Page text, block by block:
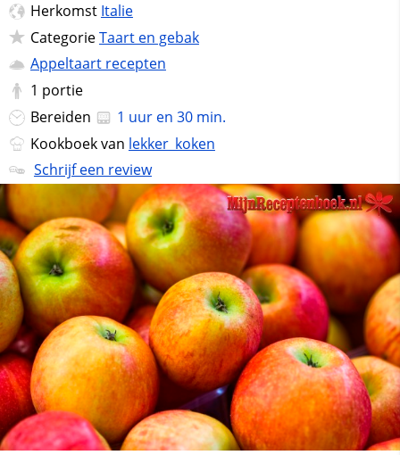
Herkomst Italie
CategorieTaart en gebak
Appeltaart recepten
1 portie
Bereiden
1 uur en 30 min.
Kookboek van lekker_koken
Schrijf een review